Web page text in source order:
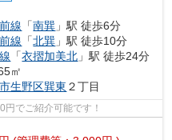
線 「南巽 」駅 徒歩6分
線 「北巽 」駅 徒歩10分
「衣摺加美北 」駅 徒歩24分
㎡
生野区巽東 ２丁目
でご紹介可能です！